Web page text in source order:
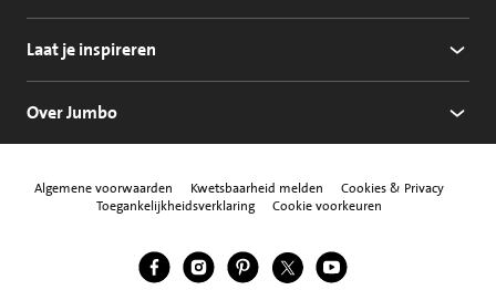
Laat je inspireren
Over Jumbo
Algemene voorwaarden Kwetsbaarheid melden
Cookies & Privacy
Toegankelijkheidsverklaring
Cookie voorkeuren
Volg ons
Jumbo Facebook
Jumbo Instagram
Jumbo Pinterest
Jumbo Twitter
Jumbo YouTube